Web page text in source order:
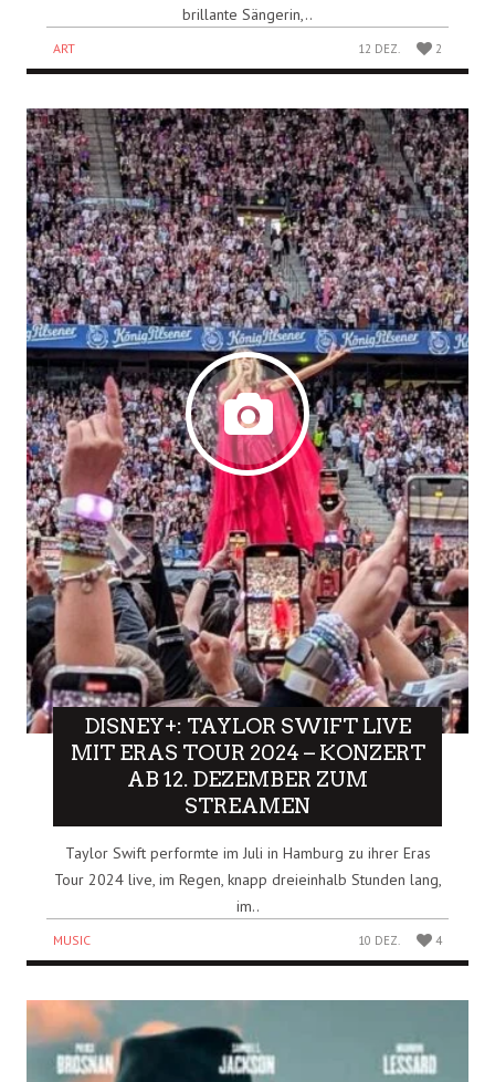
brillante Sängerin,..
ART 12 DEZ. 2
DISNEY+: TAYLOR SWIFT LIVE
MIT ERAS TOUR 2024 – KONZERT
AB 12. DEZEMBER ZUM
STREAMEN
Taylor Swift performte im Juli in Hamburg zu ihrer Eras
Tour 2024 live, im Regen, knapp dreieinhalb Stunden lang,
im..
MUSIC 10 DEZ. 4